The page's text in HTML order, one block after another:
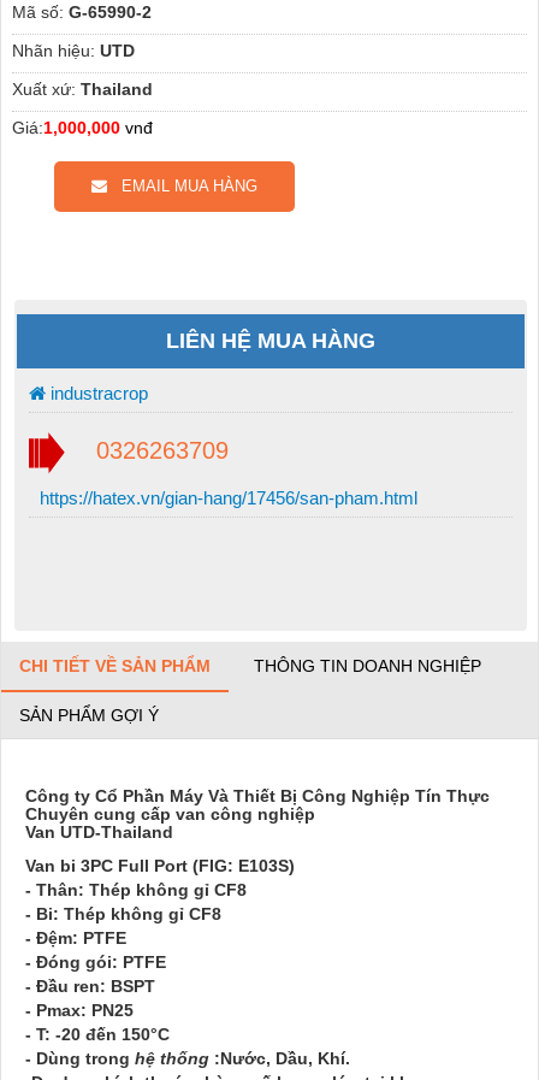
Mã số: G-65990-2
Nhãn hiệu: UTD
Xuất xứ: Thailand
Giá:1,000,000 vnđ
EMAIL MUA HÀNG
LIÊN HỆ MUA HÀNG
industracrop
0326263709
https://hatex.vn/gian-hang/17456/san-pham.html
CHI TIẾT VỀ SẢN PHẨM THÔNG TIN DOANH NGHIỆP
SẢN PHẨM GỢI Ý
Công ty Cổ Phần Máy Và Thiết Bị Công Nghiệp Tín Thực
Chuyên cung cấp van công nghiệp
Van UTD-Thailand
Van bi 3PC Full Port (FIG: E103S)
- Thân: Thép không gỉ CF8
- Bi: Thép không gỉ CF8
- Đệm: PTFE
- Đóng gói: PTFE
- Đầu ren: BSPT
- Pmax: PN25
- T: -20 đến 150°C
- Dùng trong hệ thống :Nước, Dầu, Khí.